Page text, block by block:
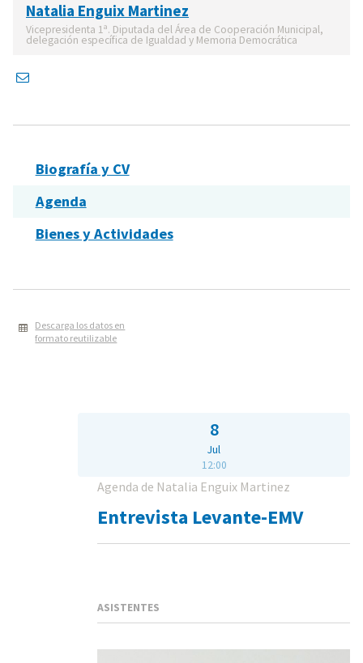
Natalia Enguix Martinez
Vicepresidenta 1ª. Diputada del Área de Cooperación Municipal,
delegación específica de Igualdad y Memoria Democrática
Biografía y CV
Agenda
Bienes y Actividades
Descarga los datos en
formato reutilizable
8
Jul
12:00
Agenda de Natalia Enguix Martinez
Entrevista Levante-EMV
ASISTENTES